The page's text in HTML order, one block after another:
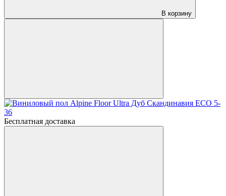
В корзину
Бесплатная доставка